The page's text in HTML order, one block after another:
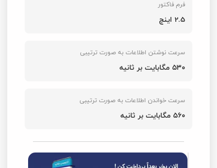
فرم فاکتور
2.5 اینچ
سرعت نوشتن اطلاعات به صورت ترتیبی
۵۳۰ مگابایت بر ثانیه
سرعت خواندن اطلاعات به صورت ترتیبی
۵۶۰ مگابایت بر ثانیه